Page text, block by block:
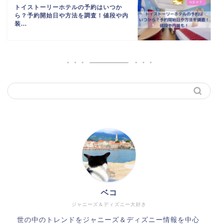
トイストーリーホテルの予約はいつか
ら？予約開始日や方法を調査！値段や内
装...
ジャニーズ＆ディズニー大好き
ベコ
世の中のトレンドをジャニーズ＆ディズニー情報を中心